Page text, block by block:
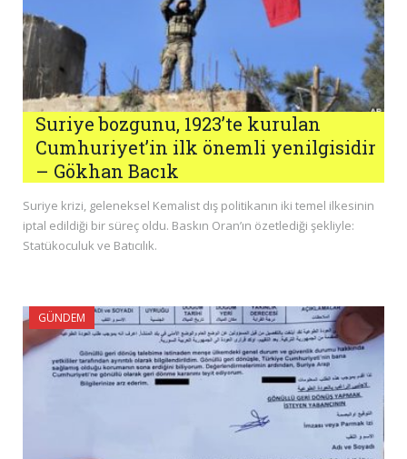
Suriye bozgunu, 1923’te kurulan
Cumhuriyet’in ilk önemli yenilgisidir
– Gökhan Bacık
Suriye krizi, geleneksel Kemalist dış politikanın iki temel ilkesinin
iptal edildiği bir süreç oldu. Baskın Oran’ın özetlediği şekliyle:
Statükoculuk ve Batıcılık.
GÜNDEM